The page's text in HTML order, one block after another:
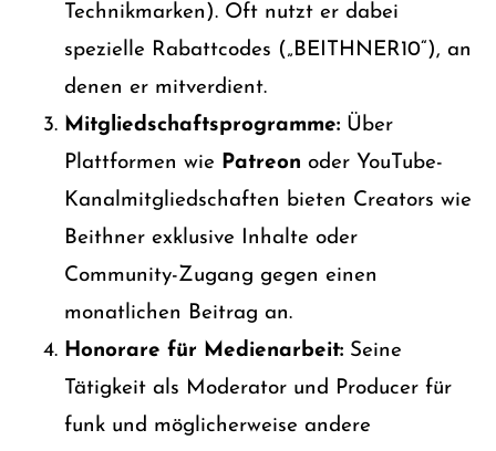
Technikmarken). Oft nutzt er dabei
spezielle Rabattcodes („BEITHNER10“), an
denen er mitverdient.
Mitgliedschaftsprogramme:Über
Plattformen wie Patreon oder YouTube-
Kanalmitgliedschaften bieten Creators wie
Beithner exklusive Inhalte oder
Community-Zugang gegen einen
monatlichen Beitrag an.
Honorare für Medienarbeit:Seine
Tätigkeit als Moderator und Producer für
funk und möglicherweise andere